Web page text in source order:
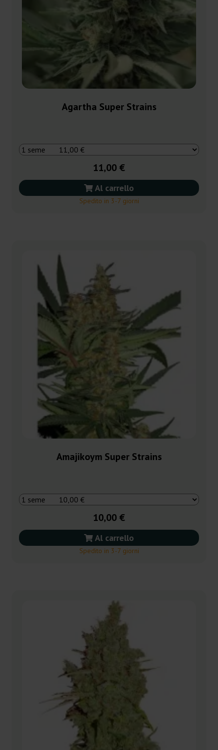
Agartha Super Strains
11,00 €
Al carrello
Spedito in 3-7 giorni
Amajikoym Super Strains
10,00 €
Al carrello
Spedito in 3-7 giorni